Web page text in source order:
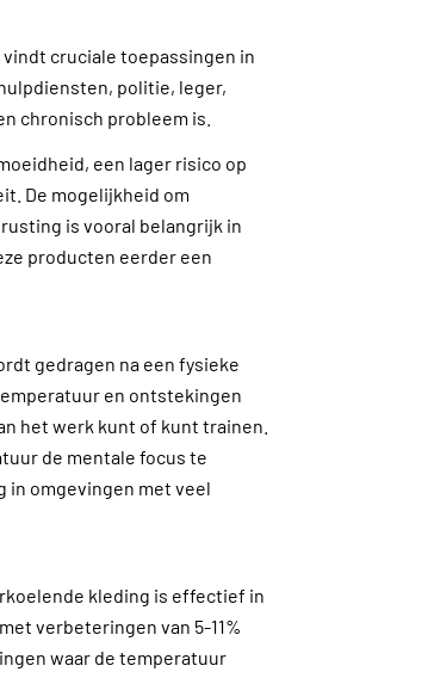
cruciale toepassingen in
politie, leger,
chronisch probleem is.
een lager risico op
De mogelijkheid om
is vooral belangrijk in
producten eerder een
gedragen na een fysieke
en ontstekingen
het werk kunt of kunt trainen.
de mentale focus te
in omgevingen met veel
kleding is effectief in
verbeteringen van 5-11%
waar de temperatuur